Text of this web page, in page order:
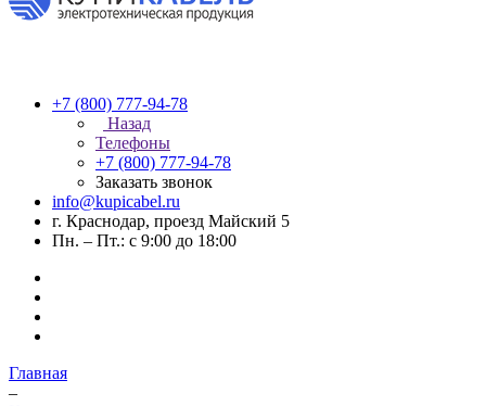
+7 (800) 777-94-78
Назад
Телефоны
+7 (800) 777-94-78
Заказать звонок
info@kupicabel.ru
г. Краснодар, проезд Майский 5
Пн. – Пт.: с 9:00 до 18:00
Главная
–